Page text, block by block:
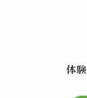
体